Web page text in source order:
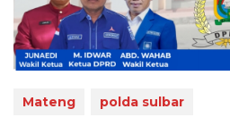
Mateng polda sulbar